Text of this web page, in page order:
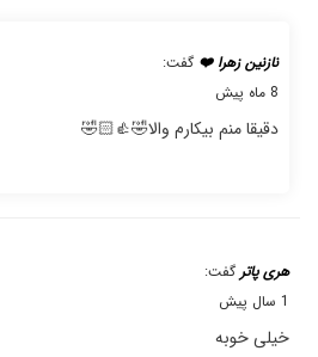
نازنین زهرا ❤️ گفت:
8 ماه پیش
دقیقا منم بیکارم والا🤣👍🏻🤣
هری پاتر گفت:
1 سال پیش
خیلی خوبه